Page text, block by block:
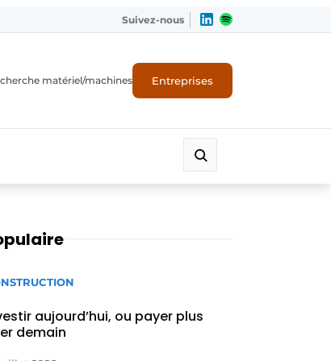
Suivez-nous
matériel/machines Entreprises
aujourd’hui, ou payer plus
demain